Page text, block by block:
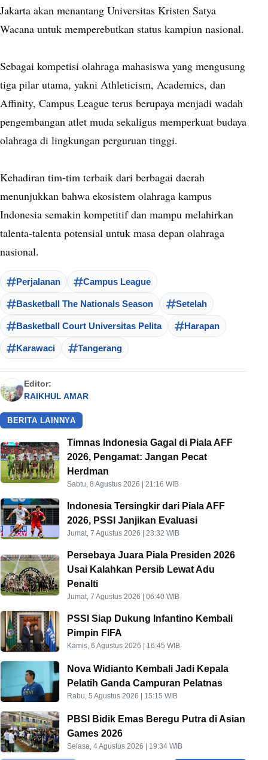
Jakarta akan menantang Universitas Kristen Satya
Wacana untuk memperebutkan status kampiun nasional.
Sebagai kompetisi olahraga mahasiswa yang mengusung
tiga pilar utama, yakni Athleticism, Academics, dan
Affinity, Campus League terus berupaya menjadi wadah
pengembangan atlet muda sekaligus memperkuat budaya
olahraga di lingkungan perguruan tinggi.
Kehadiran tim-tim terbaik dari berbagai daerah
menunjukkan bahwa ekosistem olahraga kampus
Indonesia semakin kompetitif dan mampu melahirkan
talenta-talenta potensial untuk masa depan olahraga
nasional.
Perjalanan Campus League
Basketball The Nationals Season Setelah
Basketball Court Universitas Pelita Harapan
Karawaci Tangerang
Editor:
RAIKHUL AMAR
BERITA LAINNYA
Timnas Indonesia Gagal di Piala AFF
2026, Pengamat: Jangan Pecat
Herdman
Sabtu, 8 Agustus 2026 | 21:16 WIB
Indonesia Tersingkir dari Piala AFF
2026, PSSI Janjikan Evaluasi
Jumat, 7 Agustus 2026 | 23:32 WIB
Persebaya Juara Piala Presiden 2026
Usai Kalahkan Persib Lewat Adu
Penalti
Jumat, 7 Agustus 2026 | 06:40 WIB
PSSI Siap Dukung Infantino Kembali
Pimpin FIFA
Kamis, 6 Agustus 2026 | 16:45 WIB
Nova Widianto Kembali Jadi Kepala
Pelatih Ganda Campuran Pelatnas
Rabu, 5 Agustus 2026 | 15:15 WIB
PBSI Bidik Emas Beregu Putra di Asian
Games 2026
Selasa, 4 Agustus 2026 | 19:34 WIB